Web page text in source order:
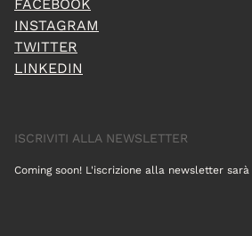
FACEBOOK
INSTAGRAM
TWITTER
LINKEDIN
ISCRIVITI ALLA NEWSLETTER
Coming soon! L'iscrizione alla newsletter